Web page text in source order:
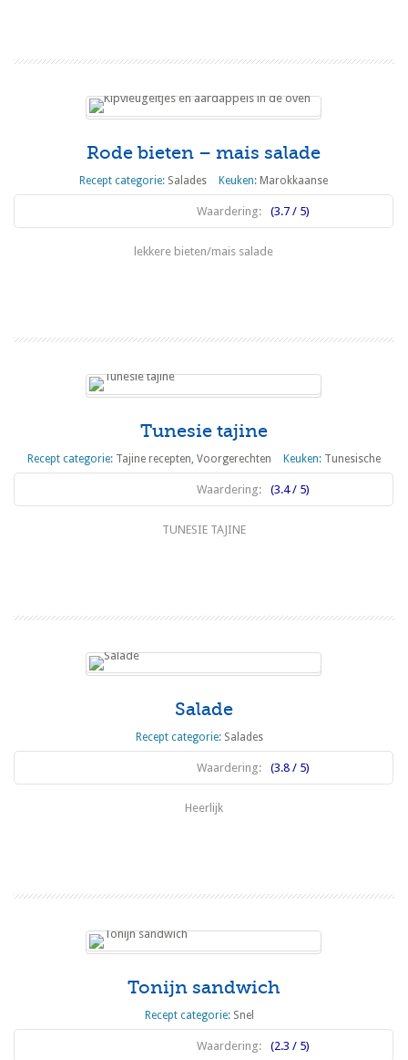
Rode bieten – mais salade
Recept categorie: Salades Keuken: Marokkaanse
Waardering: (3.7 / 5)
lekkere bieten/mais salade
Tunesie tajine
Recept categorie: Tajine recepten, Voorgerechten Keuken: Tunesische
Waardering: (3.4 / 5)
TUNESIE TAJINE
Salade
Recept categorie: Salades
Waardering: (3.8 / 5)
Heerlijk
Tonijn sandwich
Recept categorie: Snel
Waardering: (2.3 / 5)